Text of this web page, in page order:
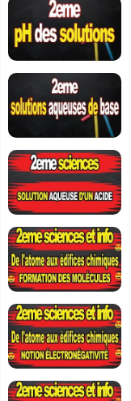
18:6
29:51
13:52
10:54